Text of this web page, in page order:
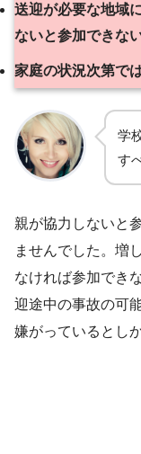
送迎が必要な地域
ないと参加できない
家庭の状況次第で
学
す
親が協力しないと
ませんでした。増
なければ参加でき
迎途中の事故の可
嫌がっているとし